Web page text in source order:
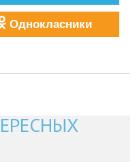
Однокласники